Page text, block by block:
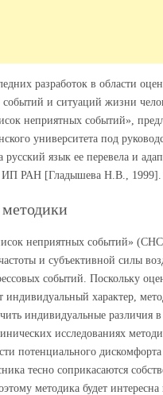
разработок в области
и ситуаций жизни
неприятных событий»,
университета под
язык ее перевела и
ИП РАН [Гладышева Н.В., 1999].
неприятных событий»
и субъективной силы
событий. Поскольку
индивидуальный характер,
индивидуальные различия
исследованиях
потенциального
тесно соприкасаются
методика будет